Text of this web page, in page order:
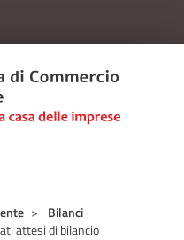
Bilanci
attesi di bilancio